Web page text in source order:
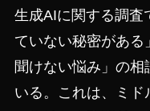
生成AIに関する調査
ていない秘密があ
聞けない悩み」の
いる。これは、ミ